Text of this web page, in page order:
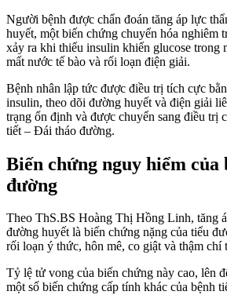
Người bệnh được chẩn đoán tăng áp lực
huyết, một biến chứng chuyển hóa nghiêm
xảy ra khi thiếu insulin khiến glucose trong
mất nước tế bào và rối loạn điện giải.
Bệnh nhân lập tức được điều trị tích cực
insulin, theo dõi đường huyết và điện giải
trạng ổn định và được chuyển sang điều trị
tiết – Đái tháo đường.
Biến chứng nguy hiểm của
đường
Theo ThS.BS Hoàng Thị Hồng Linh, tăng
đường huyết là biến chứng nặng của tiểu
rối loạn ý thức, hôn mê, co giật và thậm chí
Tỷ lệ tử vong của biến chứng này cao, lên
một số biến chứng cấp tính khác của bệnh